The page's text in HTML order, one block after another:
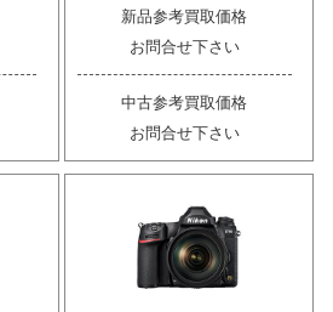
新品参考買取価格
お問合せ下さい
中古参考買取価格
お問合せ下さい